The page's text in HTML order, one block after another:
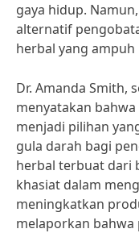
gaya hidup.
alternatif
herbal yang
Dr. Amanda Smith,
menyatakan
menjadi pilihan
gula darah bagi
herbal terbuat dari
khasiat dalam
meningkatkan
melaporkan